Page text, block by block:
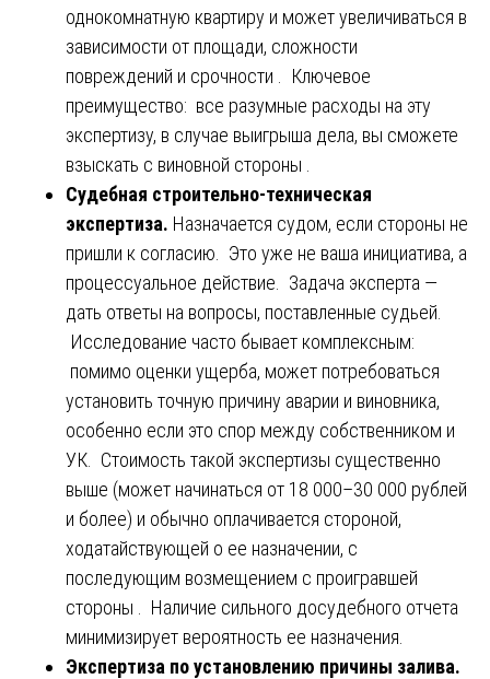
однокомнатную квартиру и может увеличиваться в
зависимости от площади, сложности
повреждений и срочности . Ключевое
преимущество: все разумные расходы на эту
экспертизу, в случае выигрыша дела, вы сможете
взыскать с виновной стороны .
Судебная строительно-техническая
экспертиза. Назначается судом, если стороны не
пришли к согласию. Это уже не ваша инициатива, а
процессуальное действие. Задача эксперта —
дать ответы на вопросы, поставленные судьей.
Исследование часто бывает комплексным:
помимо оценки ущерба, может потребоваться
установить точную причину аварии и виновника,
особенно если это спор между собственником и
УК. Стоимость такой экспертизы существенно
выше (может начинаться от 18 000–30 000 рублей
и более) и обычно оплачивается стороной,
ходатайствующей о ее назначении, с
последующим возмещением с проигравшей
стороны . Наличие сильного досудебного отчета
минимизирует вероятность ее назначения.
Экспертиза по установлению причины залива.